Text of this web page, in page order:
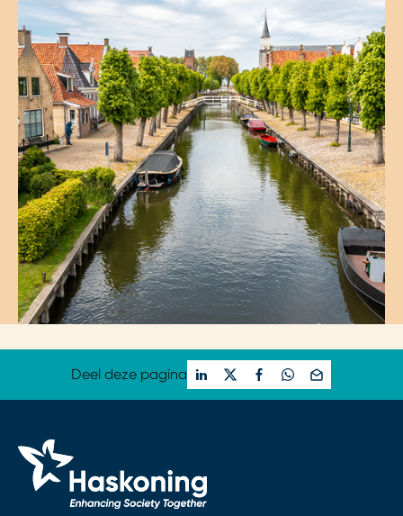
Deel deze pagina